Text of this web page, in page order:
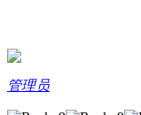
管理员